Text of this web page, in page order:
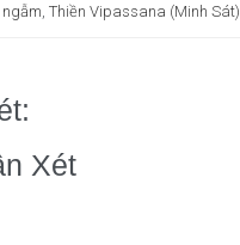
ngẫm, Thiền Vipassana (Minh Sát)
Xét